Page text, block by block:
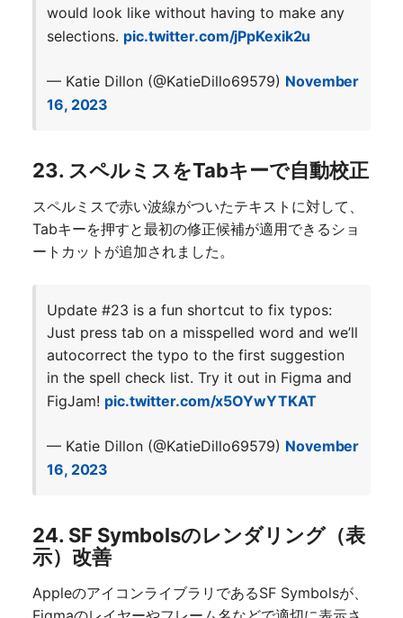
would look like without having to make any
selections. pic.twitter.com/jPpKexik2u
— Katie Dillon (@KatieDillo69579) November
16, 2023
23. スペルミスをTabキーで自動校正
スペルミスで赤い波線がついたテキストに対して、
Tabキーを押すと最初の修正候補が適用できるショ
ートカットが追加されました。
Update #23 is a fun shortcut to fix typos:
Just press tab on a misspelled word and we’ll
autocorrect the typo to the first suggestion
in the spell check list. Try it out in Figma and
FigJam! pic.twitter.com/x5OYwYTKAT
— Katie Dillon (@KatieDillo69579) November
16, 2023
24. SF Symbolsのレンダリング（表
示）改善
AppleのアイコンライブラリであるSF Symbolsが、